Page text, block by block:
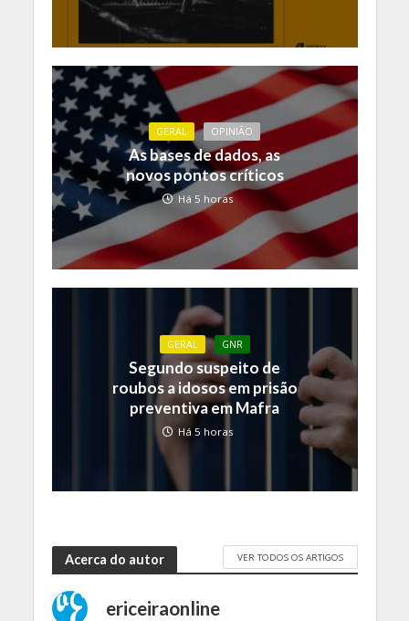
GERAL OPINIÃO
As bases de dados, as
novos pontos críticos
Há 5 horas
GERAL GNR
Segundo suspeito de
roubos a idosos em prisão
preventiva em Mafra
Há 5 horas
Acerca do autor VER TODOS OS ARTIGOS
ericeiraonline